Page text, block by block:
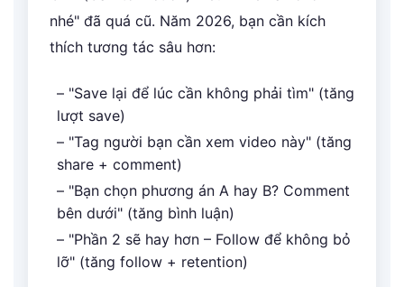
nhé" đã quá cũ. Năm 2026, bạn cần kích
thích tương tác sâu hơn:
– "Save lại để lúc cần không phải tìm" (tăng
lượt save)
– "Tag người bạn cần xem video này" (tăng
share + comment)
– "Bạn chọn phương án A hay B? Comment
bên dưới" (tăng bình luận)
– "Phần 2 sẽ hay hơn – Follow để không bỏ
lỡ" (tăng follow + retention)